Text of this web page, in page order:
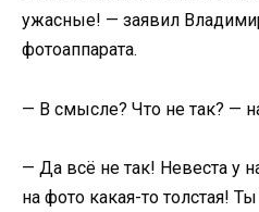
ужасные! — заявил
фотоаппарата.
— В смысле? Что не так? —
— Да всё не так! Невеста у
на фото какая-то толстая!